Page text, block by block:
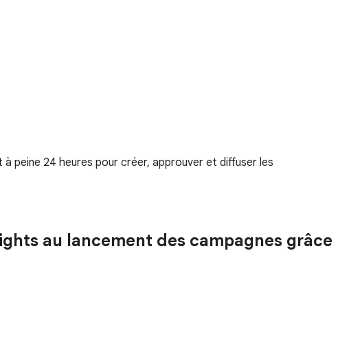
peine 24 heures pour créer, approuver et diffuser les
au lancement des campagnes grâce